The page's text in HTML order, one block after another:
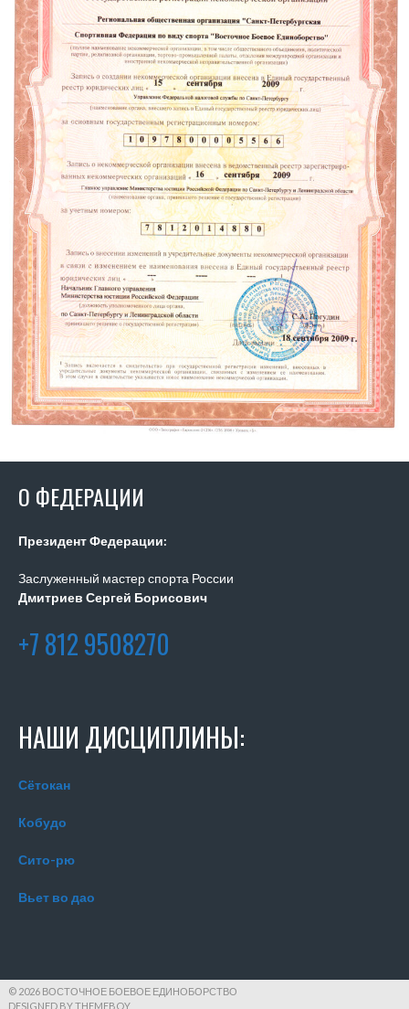
О ФЕДЕРАЦИИ
Президент Федерации:
Заслуженный мастер спорта России
Дмитриев Сергей Борисович
+7 812 9508270
НАШИ ДИСЦИПЛИНЫ:
Сётокан
Кобудо
Сито-рю
Вьет во дао
© 2026 ВОСТОЧНОЕ БОЕВОЕ ЕДИНОБОРСТВО
DESIGNED BY THEMEBOY